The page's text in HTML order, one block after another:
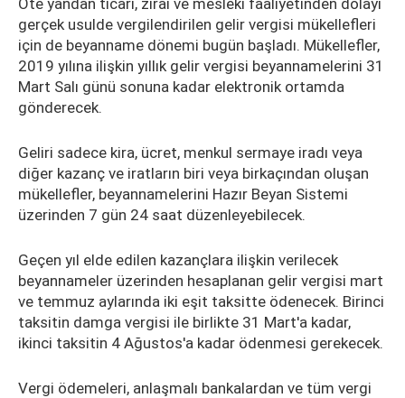
Öte yandan ticari, zirai ve mesleki faaliyetinden dolayı
gerçek usulde vergilendirilen gelir vergisi mükellefleri
için de beyanname dönemi bugün başladı. Mükellefler,
2019 yılına ilişkin yıllık gelir vergisi beyannamelerini 31
Mart Salı günü sonuna kadar elektronik ortamda
gönderecek.
Geliri sadece kira, ücret, menkul sermaye iradı veya
diğer kazanç ve iratların biri veya birkaçından oluşan
mükellefler, beyannamelerini Hazır Beyan Sistemi
üzerinden 7 gün 24 saat düzenleyebilecek.
Geçen yıl elde edilen kazançlara ilişkin verilecek
beyannameler üzerinden hesaplanan gelir vergisi mart
ve temmuz aylarında iki eşit taksitte ödenecek. Birinci
taksitin damga vergisi ile birlikte 31 Mart'a kadar,
ikinci taksitin 4 Ağustos'a kadar ödenmesi gerekecek.
Vergi ödemeleri, anlaşmalı bankalardan ve tüm vergi